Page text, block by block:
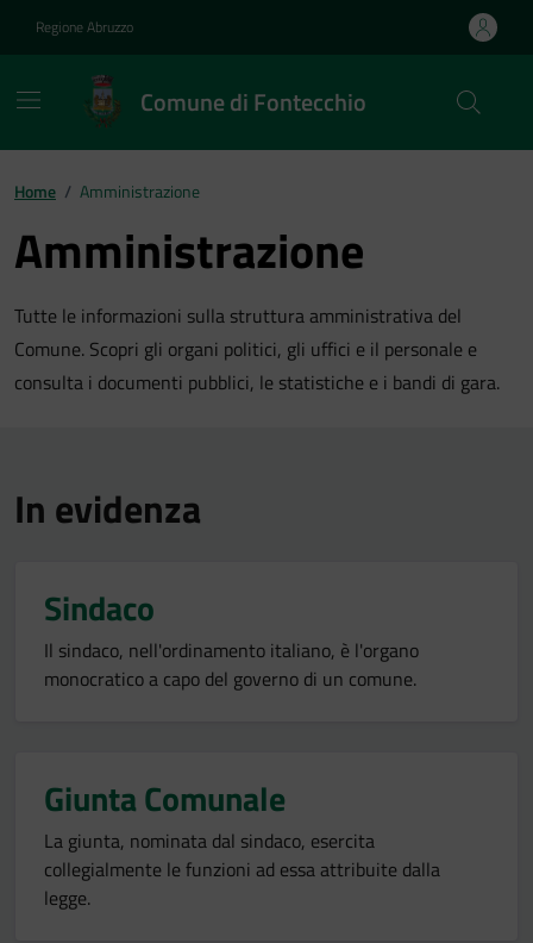
Regione Abruzzo
Comune di Fontecchio
Contenuti in evidenza
Home / Amministrazione
Amministrazione
Tutte le informazioni sulla struttura amministrativa del
Comune. Scopri gli organi politici, gli uffici e il personale e
consulta i documenti pubblici, le statistiche e i bandi di gara.
In evidenza
Sindaco
Il sindaco, nell'ordinamento italiano, è l'organo
monocratico a capo del governo di un comune.
Giunta Comunale
La giunta, nominata dal sindaco, esercita
collegialmente le funzioni ad essa attribuite dalla
legge.